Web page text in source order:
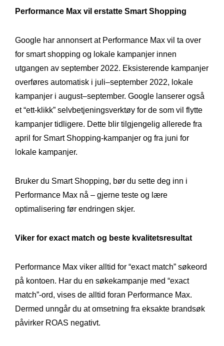
Performance Max vil erstatte Smart Shopping
Google har annonsert at Performance Max vil ta over
for smart shopping og lokale kampanjer innen
utgangen av september 2022. Eksisterende kampanjer
overføres automatisk i juli–september 2022, lokale
kampanjer i august–september. Google lanserer også
et “ett-klikk” selvbetjeningsverktøy for de som vil flytte
kampanjer tidligere. Dette blir tilgjengelig allerede fra
april for Smart Shopping-kampanjer og fra juni for
lokale kampanjer.
Bruker du Smart Shopping, bør du sette deg inn i
Performance Max nå – gjerne teste og lære
optimalisering før endringen skjer.
Viker for exact match og beste kvalitetsresultat
Performance Max viker alltid for “exact match” søkeord
på kontoen. Har du en søkekampanje med “exact
match”-ord, vises de alltid foran Performance Max.
Dermed unngår du at omsetning fra eksakte brandsøk
påvirker ROAS negativt.